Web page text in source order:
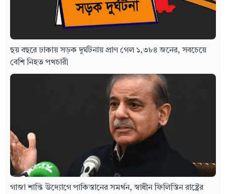
ছয় বছরে ঢাকায় সড়ক দুর্ঘটনায় প্রাণ গেল ১,৩৮৪ জনের, সবচেয়ে
বেশি নিহত পথচারী
গাজা শান্তি উদ্যোগে পাকিস্তানের সমর্থন, স্বাধীন ফিলিস্তিন রাষ্ট্রের